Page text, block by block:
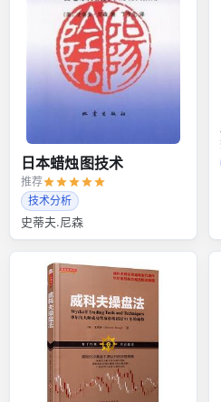
日本蜡烛图技术
推荐
技术分析
史蒂夫.尼森